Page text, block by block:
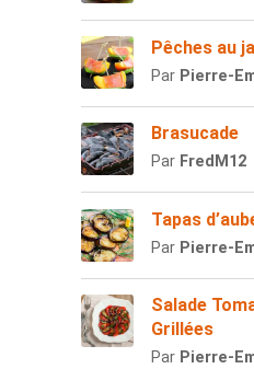
Pêches au
Par Pierre-
Brasucade
Par FredM12
Tapas
Par Pierre-
Salade
Grillées
Par Pierre-